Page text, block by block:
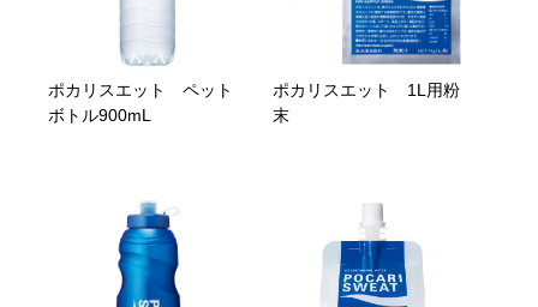
ポカリスエット ペット
ボトル900mL
ポカリスエット 1L用粉
末